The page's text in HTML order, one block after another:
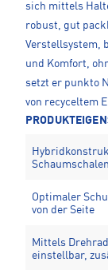
sich mittels
robust, gut
Verstellsystem,
und Komfort,
setzt er punkto
von recyceltem
Optimaler
von der Seite
Mittels
einstellbar,